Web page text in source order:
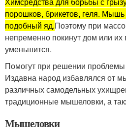
порошков, брикетов, геля.
подобный яд.Поэтому при
непременно покинут дом или их
уменьшится.
Помогут при решении проблемы
Издавна народ избавлялся от
различных самодельных
традиционные мышеловки, а
Мышеловки